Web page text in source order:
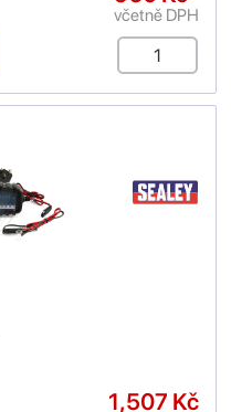
včetně DPH
1,507 Kč